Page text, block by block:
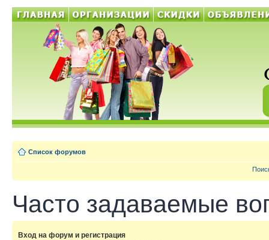
Список форумов
Часто задаваемые
Вход на форум и регистрация